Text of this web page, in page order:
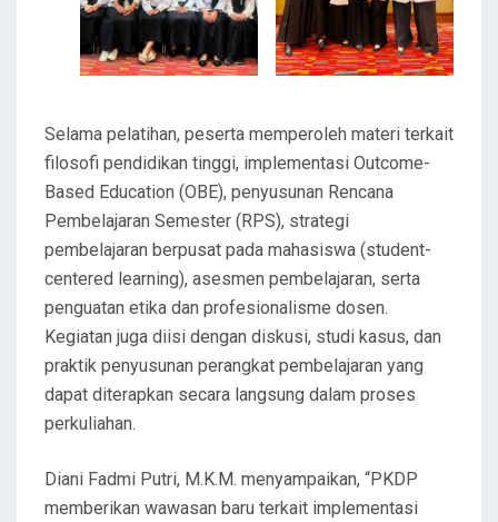
Selama pelatihan, peserta memperoleh materi terkait
filosofi pendidikan tinggi, implementasi Outcome-
Based Education (OBE), penyusunan Rencana
Pembelajaran Semester (RPS), strategi
pembelajaran berpusat pada mahasiswa (student-
centered learning), asesmen pembelajaran, serta
penguatan etika dan profesionalisme dosen.
Kegiatan juga diisi dengan diskusi, studi kasus, dan
praktik penyusunan perangkat pembelajaran yang
dapat diterapkan secara langsung dalam proses
perkuliahan.
Diani Fadmi Putri, M.K.M. menyampaikan, “PKDP
memberikan wawasan baru terkait implementasi